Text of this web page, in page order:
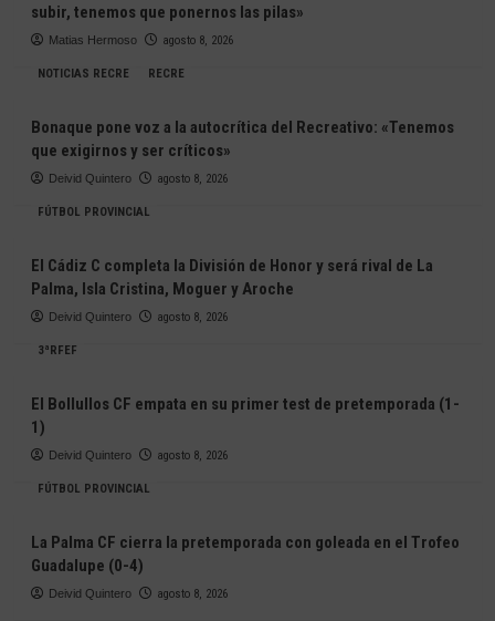
subir, tenemos que ponernos las pilas»
Matias Hermoso agosto 8, 2026
NOTICIAS RECRE RECRE
Bonaque pone voz a la autocrítica del Recreativo: «Tenemos
que exigirnos y ser críticos»
Deivid Quintero agosto 8, 2026
FÚTBOL PROVINCIAL
El Cádiz C completa la División de Honor y será rival de La
Palma, Isla Cristina, Moguer y Aroche
Deivid Quintero agosto 8, 2026
3ªRFEF
El Bollullos CF empata en su primer test de pretemporada (1-
1)
Deivid Quintero agosto 8, 2026
FÚTBOL PROVINCIAL
La Palma CF cierra la pretemporada con goleada en el Trofeo
Guadalupe (0-4)
Deivid Quintero agosto 8, 2026